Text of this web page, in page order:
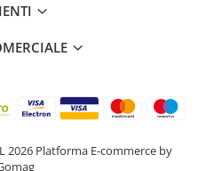
2026 Platforma E-commerce by